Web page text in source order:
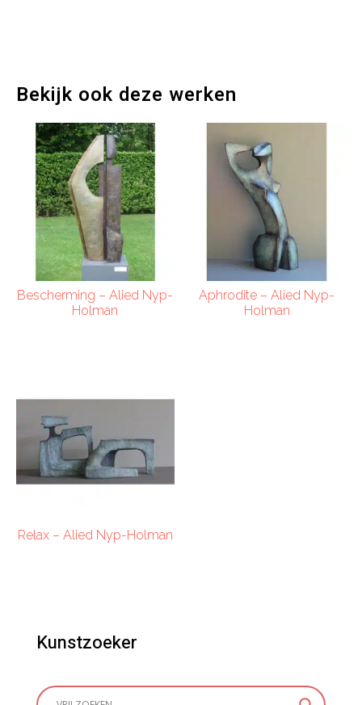
Bekijk ook deze werken
Bescherming – Alied Nyp-
Holman
Aphrodite – Alied Nyp-
Holman
Relax – Alied Nyp-Holman
Kunstzoeker